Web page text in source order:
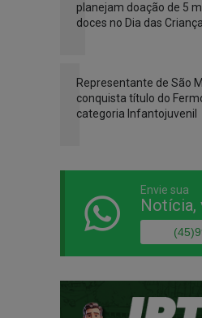
planejam doação de 5
doces no Dia das
Representante de São
conquista título do
categoria Infantojuvenil
Envie sua
Notícia,